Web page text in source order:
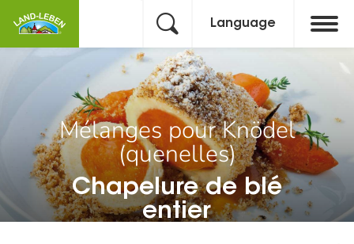
Language
Mélanges pour Knödel
(quenelles)
Chapelure de blé
entier